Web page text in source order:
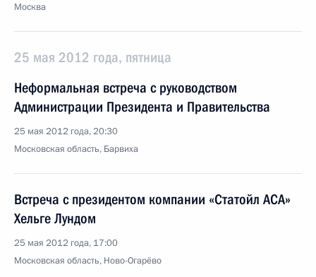
Москва
25 мая 2012 года, пятница
Неформальная встреча с руководством
Администрации Президента и Правительства
25 мая 2012 года, 20:30
Московская область, Барвиха
Встреча с президентом компании «Статойл АСА»
Хельге Лундом
25 мая 2012 года, 17:00
Московская область, Ново-Огарёво